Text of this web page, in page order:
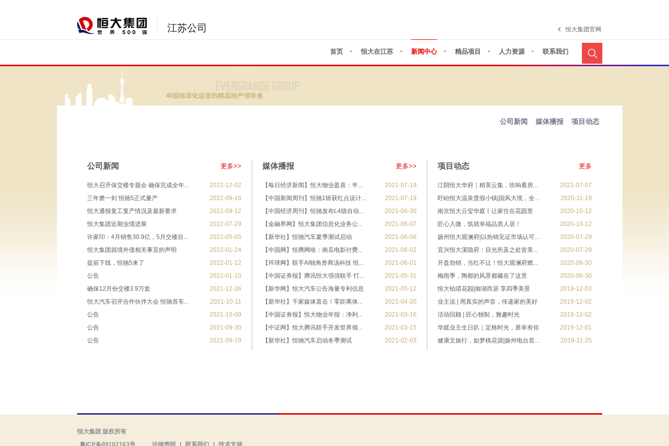
江苏公司 恒大集团官网
首页 恒大在江苏 新闻中心 精品项目 人力资源 联系我们
公司新闻 媒体播报 项目动态
公司新闻 更多>>
2022-12-02
恒大召开保交楼专题会 确保完成全年...
2022-09-16
三年磨一剑 恒驰5正式量产
2022-09-12
恒大通报复工复产情况及最新要求
2022-07-29
恒大集团近期业绩进展
2022-05-05
许家印：4月销售30.9亿，5月交楼目...
2022-01-24
恒大集团就境外债相关事宜的声明
2022-01-12
提前下线，恒驰5来了
2022-01-10
公告
2021-12-26
确保12月份交楼3.9万套
2021-10-11
恒大汽车召开合作伙伴大会 恒驰首车...
2021-10-09
公告
2021-09-30
公告
2021-09-19
公告
媒体播报 更多>>
2021-07-19
【每日经济新闻】恒大物业盈喜：半...
2021-07-19
【中国新闻周刊】恒驰1斩获红点设计...
2021-06-30
【中国经济周刊】恒驰发布L4级自动...
2021-06-07
【金融界网】恒大集团信息化业务公...
2021-06-06
【新华社】恒驰汽车夏季测试启动
2021-06-02
【中国网】恒腾网络：南瓜电影付费...
2021-06-01
【环球网】联手AI独角兽商汤科技 恒...
2021-05-31
【中国证券报】腾讯恒大强强联手 打...
2021-05-12
【新华网】恒大汽车公告海量专利信息
2021-04-20
【新华社】千家媒体直击！零距离体...
2021-03-16
【中国证券报】恒大物业年报：净利...
2021-03-15
【中证网】恒大腾讯联手开发世界领...
2021-02-03
【新华社】恒驰汽车启动冬季测试
项目动态 更多
2021-07-07
江阴恒大华府｜精英云集，吹响看房...
2020-11-19
盱眙恒大温泉度假小镇|国风大境，全...
2020-10-12
南京恒大云玺华庭丨让家住在花园里
2020-10-12
匠心入微，筑就幸福品质人居！
2020-07-29
扬州恒大观澜府|以热销见证市场认可...
2020-07-29
宜兴恒大溪隐府：目光所及之处皆美...
2020-06-30
开盘劲销，当红不让！恒大观澜府燃...
2020-06-30
梅雨季，陶都的风景都藏在了这里
2019-12-03
恒大铂珺花园|御湖而居 享四季美景
2019-12-02
业主说 | 用真实的声音，传递家的美好
2019-12-02
活动回顾 | 匠心独制，雅趣时光
2019-12-01
华庭业主生日趴｜定格时光，甚幸有你
2019-11-25
健康文旅行，如梦桃花源|扬州电台首...
恒大集团 版权所有
粤ICP备09102163号
法律声明 联系我们 技术支持